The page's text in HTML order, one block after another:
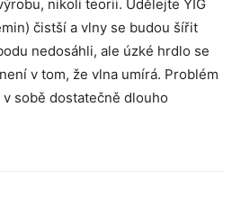
nikoli teorii. Udělejte YIG
čistší a vlny se budou šířit
nedosáhli, ale úzké hrdlo se
v tom, že vlna umírá. Problém
sobě dostatečně dlouho